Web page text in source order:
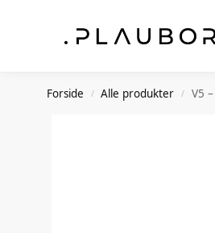
Forside / Alle produkter / V5